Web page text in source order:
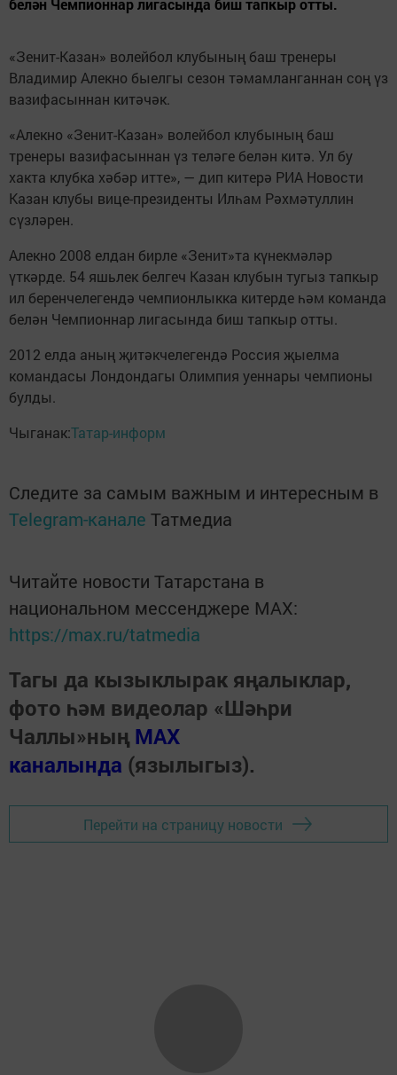
белән Чемпионнар лигасында биш тапкыр отты.
«Зенит-Казан» волейбол клубының баш тренеры
Владимир Алекно быелгы сезон тәмамланганнан соң үз
вазифасыннан китәчәк.
«Алекно «Зенит-Казан» волейбол клубының баш
тренеры вазифасыннан үз теләге белән китә. Ул бу
хакта клубка хәбәр итте», — дип китерә РИА Новости
Казан клубы вице-президенты Илһам Рәхмәтуллин
сүзләрен.
Алекно 2008 елдан бирле «Зенит»та күнекмәләр
үткәрде. 54 яшьлек белгеч Казан клубын тугыз тапкыр
ил беренчелегендә чемпионлыкка китерде һәм команда
белән Чемпионнар лигасында биш тапкыр отты.
2012 елда аның җитәкчелегендә Россия җыелма
командасы Лондондагы Олимпия уеннары чемпионы
булды.
Чыганак:Татар-информ
Следите за самым важным и интересным в
Telegram-канале Татмедиа
Читайте новости Татарстана в
национальном мессенджере MАХ:
https://max.ru/tatmedia
Тагы да кызыклырак яңалыклар,
фото һәм видеолар «Шәһри
Чаллы»ның MAX
каналында (язылыгыз).
Перейти на страницу новости